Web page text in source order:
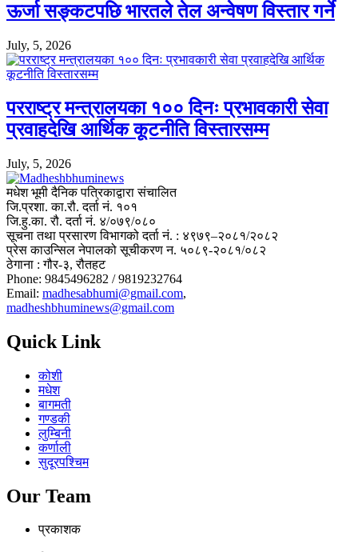
ऊर्जा सङ्कटपछि भारतले तेल अन्वेषण विस्तार गर्ने
July, 5, 2026
परराष्ट्र मन्त्रालयका १०० दिनः प्रभावकारी सेवा
प्रवाहदेखि आर्थिक कूटनीति विस्तारसम्म
July, 5, 2026
मधेश भूमी दैनिक पत्रिकाद्वारा संचालित
जि.प्रशा. का.रौ. दर्ता नं. १०१
जि.हु.का. रौ. दर्ता नं. ४/०७९/०८०
सूचना तथा प्रसारण विभागको दर्ता नं. : ४९७९–२०८१/२०८२
प्रेस काउन्सिल नेपालको सूचीकरण न. ५०८९-२०८१/०८२
ठेगाना : गौर-३, रौतहट
Phone: 9845496282 / 9819232764
Email: madhesabhumi@gmail.com,
madheshbhuminews@gmail.com
Quick Link
कोशी
मधेश
बागमती
गण्डकी
लुम्बिनी
कर्णाली
सुदूरपश्चिम
Our Team
प्रकाशक